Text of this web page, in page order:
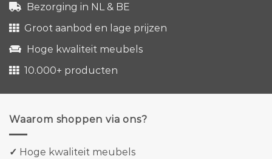
Bezorging in NL & BE
Groot aanbod en lage prijzen
Hoge kwaliteit meubels
10.000+ producten
Waarom shoppen via ons?
✓ Hoge kwaliteit meubels